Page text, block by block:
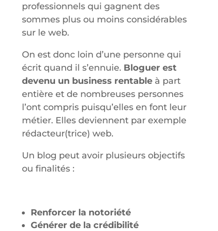
professionnels qui gagnent des
sommes plus ou moins considérables
sur le web.
On est donc loin d’une personne qui
écrit quand il s’ennuie. Bloguer est
devenu un business rentableà part
entière et de nombreuses personnes
l’ont compris puisqu’elles en font leur
métier. Elles deviennent par exemple
rédacteur(trice) web.
Un blog peut avoir plusieurs objectifs
ou finalités :
Renforcer la notoriété
Générer de la crédibilité